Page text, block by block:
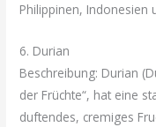
Philippinen, Indonesien
6. Durian
Beschreibung: Durian
der Früchte“, hat eine
duftendes, cremiges